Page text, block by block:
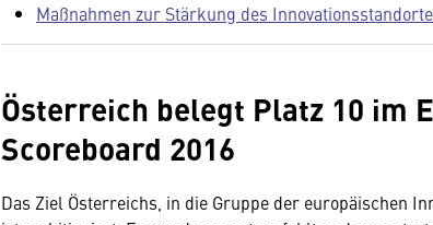
Maßnahmen zur Stärkung des
Österreich belegt Platz 10 im
Scoreboard 2016
Das Ziel Österreichs, in die Gruppe der europäischen